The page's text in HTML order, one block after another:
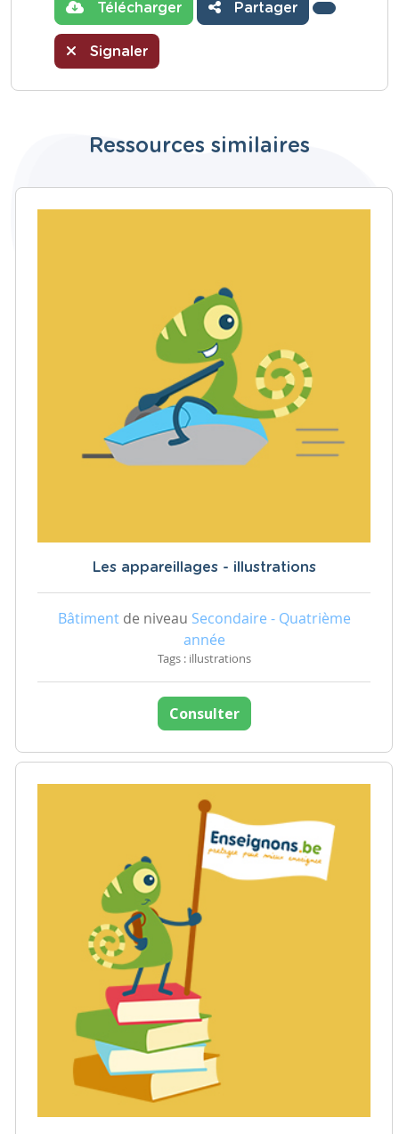
Télécharger Partager
Signaler
Ressources similaires
Les appareillages - illustrations
Bâtimentde niveau Secondaire - Quatrième
année
Tags : illustrations
Consulter